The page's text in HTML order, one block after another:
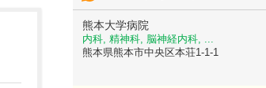
熊本大学病院
内科, 精神科, 脳神経内科, ...
熊本県熊本市中央区本荘1-1-1